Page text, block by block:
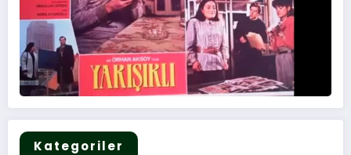
Kategoriler